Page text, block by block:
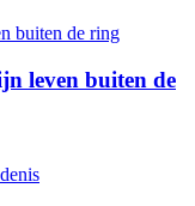
leven buiten de